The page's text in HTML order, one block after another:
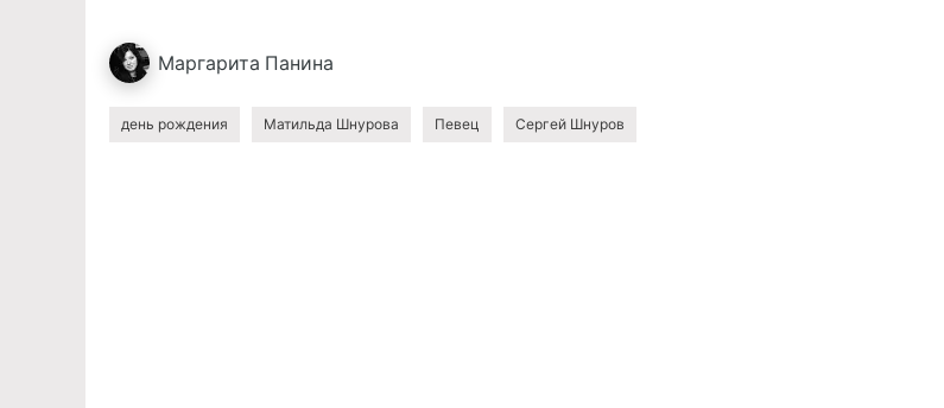
Маргарита Панина
день рождения Матильда Шнурова Певец Сергей Шнуров